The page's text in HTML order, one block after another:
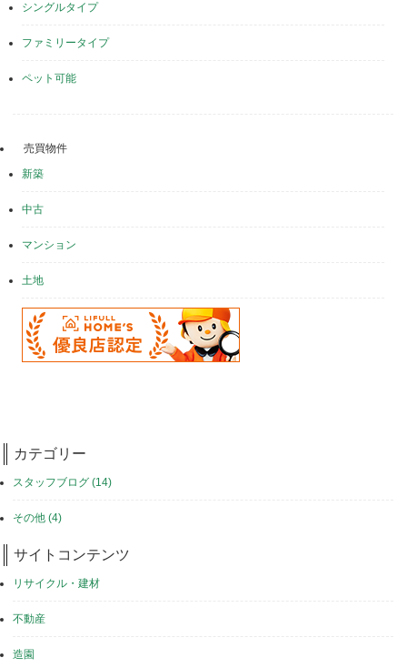
シングルタイプ
ファミリータイプ
ペット可能
売買物件
新築
中古
マンション
土地
カテゴリー
スタッフブログ (14)
その他 (4)
サイトコンテンツ
リサイクル・建材
不動産
造園